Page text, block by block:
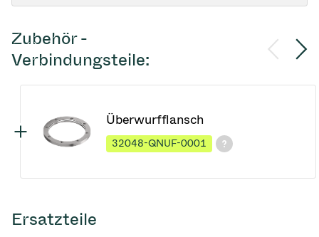
Zubehör -
Verbindungsteile:
Überwurfflansch
32048-QNUF-0001
Ersatzteile